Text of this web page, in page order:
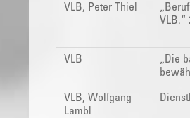
VLB, Peter Thiel
VLB.“
VLB
„Die
VLB, Wolfgang
Lambl